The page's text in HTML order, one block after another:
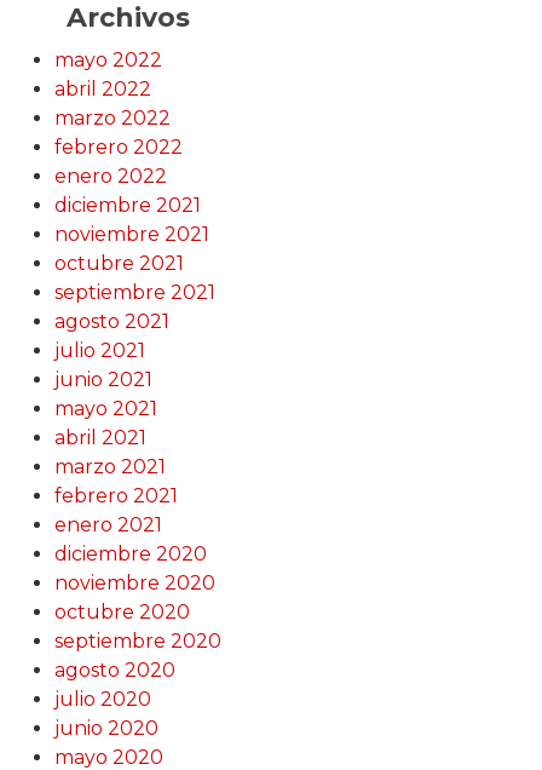
Archivos
mayo 2022
abril 2022
marzo 2022
febrero 2022
enero 2022
diciembre 2021
noviembre 2021
octubre 2021
septiembre 2021
agosto 2021
julio 2021
junio 2021
mayo 2021
abril 2021
marzo 2021
febrero 2021
enero 2021
diciembre 2020
noviembre 2020
octubre 2020
septiembre 2020
agosto 2020
julio 2020
junio 2020
mayo 2020